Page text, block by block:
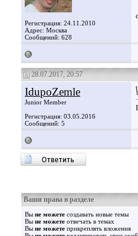
Регистрация: 24.11.2010
Адрес: Москва
Сообщений: 628
28.07.2017, 20:57
IdupoZemle
Junior Member
Регистрация: 03.05.2016
Сообщений: 5
Ваши права в разделе
Вы не можете создавать новые темы
Вы не можете отвечать в темах
Вы не можете прикреплять вложения